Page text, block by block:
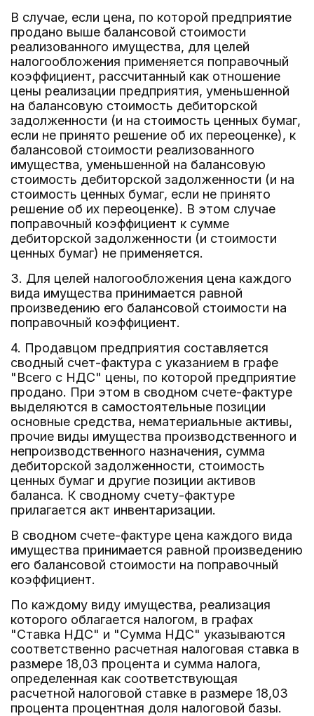
В случае, если цена, по которой предприятие
продано выше балансовой стоимости
реализованного имущества, для целей
налогообложения применяется поправочный
коэффициент, рассчитанный как отношение
цены реализации предприятия, уменьшенной
на балансовую стоимость дебиторской
задолженности (и на стоимость ценных бумаг,
если не принято решение об их переоценке), к
балансовой стоимости реализованного
имущества, уменьшенной на балансовую
стоимость дебиторской задолженности (и на
стоимость ценных бумаг, если не принято
решение об их переоценке). В этом случае
поправочный коэффициент к сумме
дебиторской задолженности (и стоимости
ценных бумаг) не применяется.
3. Для целей налогообложения цена каждого
вида имущества принимается равной
произведению его балансовой стоимости на
поправочный коэффициент.
4. Продавцом предприятия составляется
сводный счет-фактура с указанием в графе
"Всего с НДС" цены, по которой предприятие
продано. При этом в сводном счете-фактуре
выделяются в самостоятельные позиции
основные средства, нематериальные активы,
прочие виды имущества производственного и
непроизводственного назначения, сумма
дебиторской задолженности, стоимость
ценных бумаг и другие позиции активов
баланса. К сводному счету-фактуре
прилагается акт инвентаризации.
В сводном счете-фактуре цена каждого вида
имущества принимается равной произведению
его балансовой стоимости на поправочный
коэффициент.
По каждому виду имущества, реализация
которого облагается налогом, в графах
"Ставка НДС" и "Сумма НДС" указываются
соответственно расчетная налоговая ставка в
размере 18,03 процента и сумма налога,
определенная как соответствующая
расчетной налоговой ставке в размере 18,03
процента процентная доля налоговой базы.